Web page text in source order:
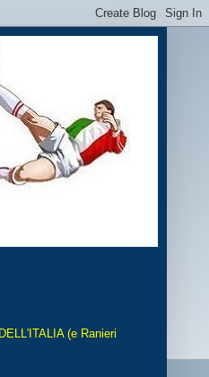
(e Ranieri